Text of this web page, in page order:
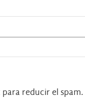
reducir el spam.